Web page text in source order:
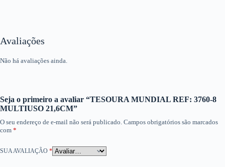
Avaliações
Não há avaliações ainda.
Seja o primeiro a avaliar “TESOURA MUNDIAL REF: 3760-8
MULTIUSO 21,6CM”
O seu endereço de e-mail não será publicado. Campos obrigatórios são marcados
com *
SUA AVALIAÇÃO *